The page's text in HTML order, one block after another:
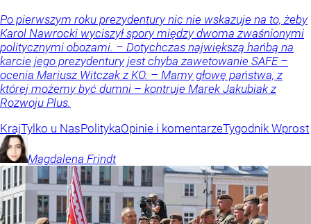
Po pierwszym roku prezydentury nic nie wskazuje na to, żeby
Karol Nawrocki wyciszył spory między dwoma zwaśnionymi
politycznymi obozami. – Dotychczas największą hańbą na
karcie jego prezydentury jest chyba zawetowanie SAFE –
ocenia Mariusz Witczak z KO. – Mamy głowę państwa, z
której możemy być dumni – kontruje Marek Jakubiak z
Rozwoju Plus.
KrajTylko u NasPolitykaOpinie i komentarzeTygodnik Wprost
Magdalena Frindt